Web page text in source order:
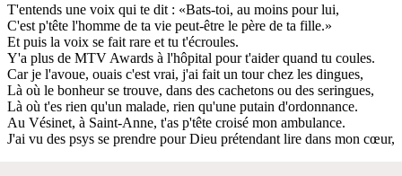
T'entends une voix qui te dit : «Bats-toi, au moins pour lui,
C'est p'tête l'homme de ta vie peut-être le père de ta fille.»
Et puis la voix se fait rare et tu t'écroules.
Y'a plus de MTV Awards à l'hôpital pour t'aider quand tu coules.
Car je l'avoue, ouais c'est vrai, j'ai fait un tour chez les dingues,
Là où le bonheur se trouve, dans des cachetons ou des seringues,
Là où t'es rien qu'un malade, rien qu'une putain d'ordonnance.
Au Vésinet, à Saint-Anne, t'as p'tête croisé mon ambulance.
J'ai vu des psys se prendre pour Dieu prétendant lire dans mon cœur,